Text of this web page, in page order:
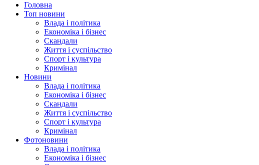
Головна
Топ новини
Влада і політика
Економіка і бізнес
Скандали
Життя і суспільство
Спорт і культура
Кримінал
Новини
Влада і політика
Економіка і бізнес
Скандали
Життя і суспільство
Спорт і культура
Кримінал
Фотоновини
Влада і політика
Економіка і бізнес